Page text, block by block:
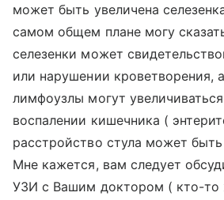
может быть увеличена
самом общем плане могу
селезенки может
или нарушении кроветворения,
лимфоузлы могут
воспалении кишечника (
расстройство стула может
Мне кажется, вам следует
УЗИ с Вашим доктором ( кто-то